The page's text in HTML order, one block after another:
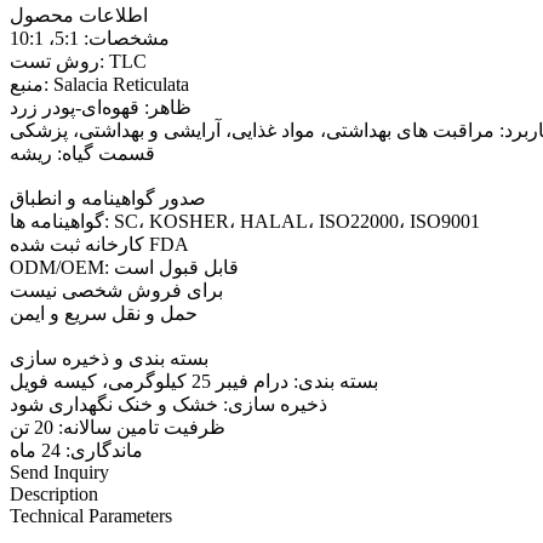
اطلاعات محصول
مشخصات: 5:1، 10:1
روش تست: TLC
منبع: Salacia Reticulata
ظاهر: قهوه‌ای-پودر زرد
مراقبت های بهداشتی، مواد غذایی، آرایشی و بهداشتی، پزشکی
قسمت گیاه: ریشه
صدور گواهینامه و انطباق
گواهینامه ها: SC، KOSHER، HALAL، ISO22000، ISO9001
کارخانه ثبت شده FDA
ODM/OEM: قابل قبول است
برای فروش شخصی نیست
حمل و نقل سریع و ایمن
بسته بندی و ذخیره سازی
بسته بندی: درام فیبر 25 کیلوگرمی، کیسه فویل
ذخیره سازی: خشک و خنک نگهداری شود
ظرفیت تامین سالانه: 20 تن
ماندگاری: 24 ماه
Send Inquiry
Description
Technical Parameters